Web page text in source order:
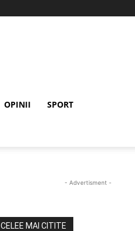
OPINII SPORT
- Advertisment -
CELEE MAI CITITE